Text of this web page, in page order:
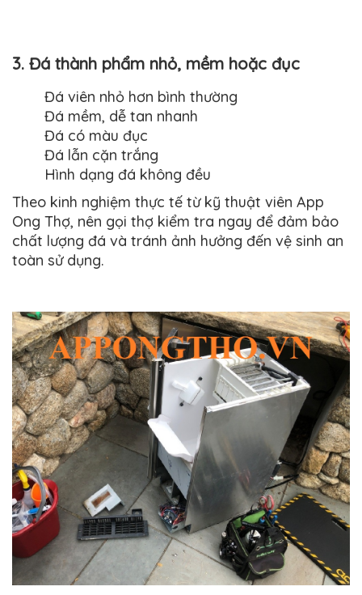
3. Đá thành phẩm nhỏ, mềm hoặc đục
Đá viên nhỏ hơn bình thường
Đá mềm, dễ tan nhanh
Đá có màu đục
Đá lẫn cặn trắng
Hình dạng đá không đều
Theo kinh nghiệm thực tế từ kỹ thuật viên App
Ong Thợ, nên gọi thợ kiểm tra ngay để đảm bảo
chất lượng đá và tránh ảnh hưởng đến vệ sinh an
toàn sử dụng.